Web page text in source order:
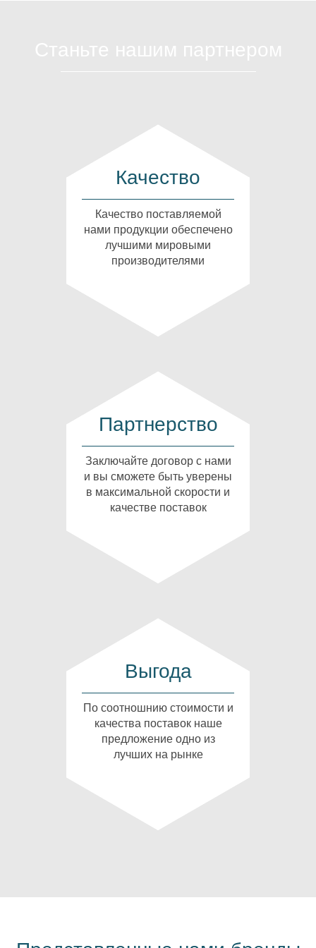
Качество
Качество поставляемой
нами продукции обеспечено
лучшими мировыми
производителями
Партнерство
Заключайте договор с нами
и вы сможете быть уверены
в максимальной скорости и
качестве поставок
Выгода
По соотношнию стоимости и
качества поставок наше
предложение одно из
лучших на рынке